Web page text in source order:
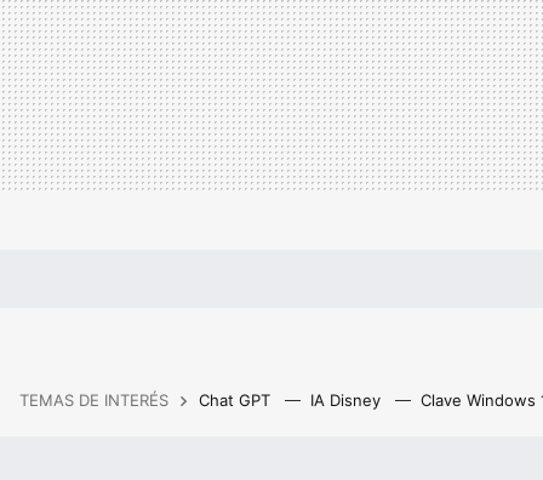
TEMAS DE INTERÉS Chat GPT IA Disney Clave Windows